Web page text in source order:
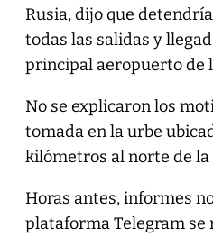
Rusia, dijo que
todas las salidas y
principal aeropuerto de
No se explicaron los
tomada en la urbe
kilómetros al norte de
Horas antes, informes
plataforma Telegram